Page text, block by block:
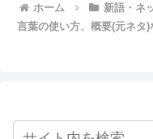
ホーム 新語・ネ
言葉の使い方、概要(元ネタ)